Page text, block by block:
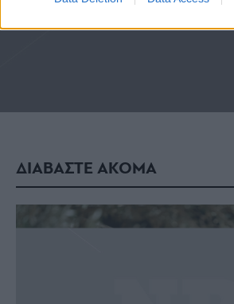
ΔΙΑΒΑΣΤΕ ΑΚΟΜΑ